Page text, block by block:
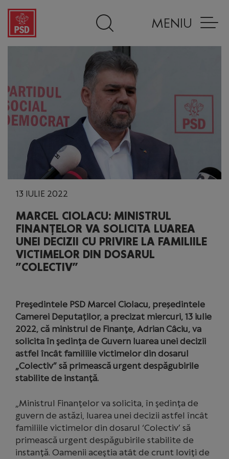
MENIU
13 IULIE 2022
MARCEL CIOLACU: MINISTRUL
FINANŢELOR VA SOLICITA LUAREA
UNEI DECIZII CU PRIVIRE LA FAMILIILE
VICTIMELOR DIN DOSARUL
”COLECTIV”
Preşedintele PSD Marcel Ciolacu, președintele
Camerei Deputaților, a precizat miercuri, 13 iulie
2022, că ministrul de Finanţe, Adrian Câciu, va
solicita în şedinţa de Guvern luarea unei decizii
astfel încât familiile victimelor din dosarul
„Colectiv” să primească urgent despăgubirile
stabilite de instanţă.
„Ministrul Finanţelor va solicita, în şedinţa de
guvern de astăzi, luarea unei decizii astfel încât
familiile victimelor din dosarul ‘Colectiv’ să
primească urgent despăgubirile stabilite de
instanţă. Oamenii aceştia atât de crunt loviţi de